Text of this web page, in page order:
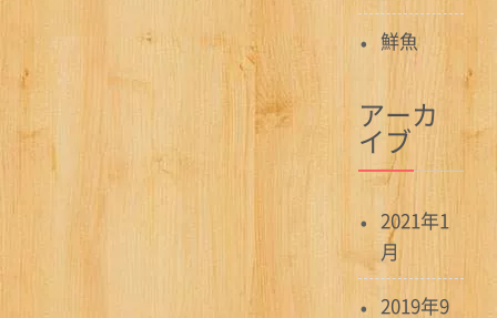
鮮魚
アーカ
イブ
2021年1
月
2019年9